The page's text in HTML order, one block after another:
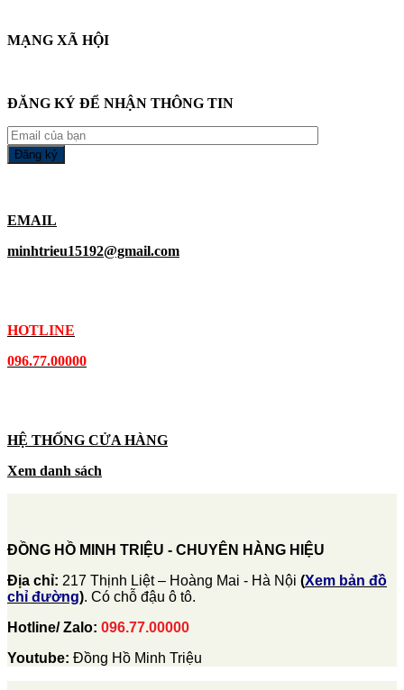
MẠNG XÃ HỘI
ĐĂNG KÝ ĐỂ NHẬN THÔNG TIN
EMAIL
minhtrieu15192@gmail.com
HOTLINE
096.77.00000
HỆ THỐNG CỬA HÀNG
Xem danh sách
ĐỒNG HỒ MINH TRIỆU - CHUYÊN HÀNG HIỆU
Địa chỉ: 217 Thịnh Liệt – Hoàng Mai - Hà Nội (Xem bản đồ
chỉ đường). Có chỗ đậu ô tô.
Hotline/ Zalo: 096.77.00000
Youtube: Đồng Hồ Minh Triệu